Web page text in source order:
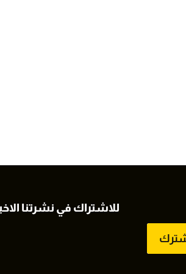
للاشتراك في نشرتنا